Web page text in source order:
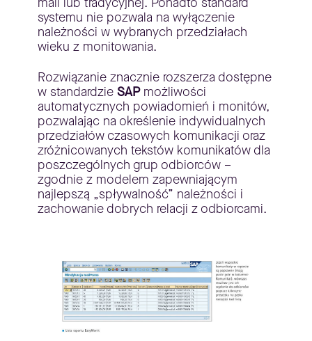
systemu nie pozwala na wyłączenie
należności w wybranych przedziałach
wieku z monitowania.
Rozwiązanie znacznie rozszerza dostępne
w standardzie SAP możliwości
automatycznych powiadomień i monitów,
pozwalając na określenie indywidualnych
przedziałów czasowych komunikacji oraz
zróżnicowanych tekstów komunikatów dla
poszczególnych grup odbiorców –
zgodnie z modelem zapewniającym
najlepszą „spływalność” należności i
zachowanie dobrych relacji z odbiorcami.